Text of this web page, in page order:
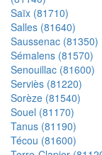
Saïx (81710)
Salles (81640)
Saussenac (81350)
Sémalens (81570)
Senouillac (81600)
Serviès (81220)
Sorèze (81540)
Souel (81170)
Tanus (81190)
Técou (81600)